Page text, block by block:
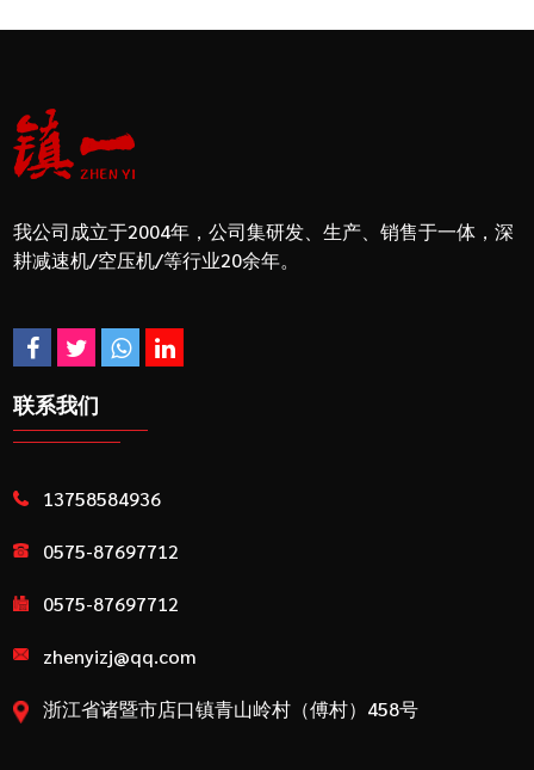
我公司成立于2004年，公司集研发、生产、销售于一体，深
耕减速机/空压机/等行业20余年。
联系我们
13758584936
0575-87697712
0575-87697712
zhenyizj@qq.com
浙江省诸暨市店口镇青山岭村（傅村）458号